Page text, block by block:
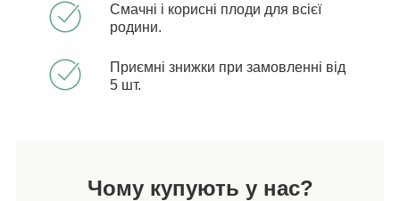
Смачні і корисні плоди для всієї
родини.
Приємні знижки при замовленні від
5 шт.
Чому купують у нас?